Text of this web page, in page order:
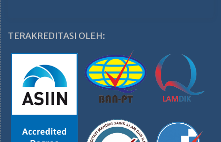
TERAKREDITASI OLEH: